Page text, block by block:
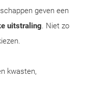
geven een
uitstraling. Niet zo
kwasten,